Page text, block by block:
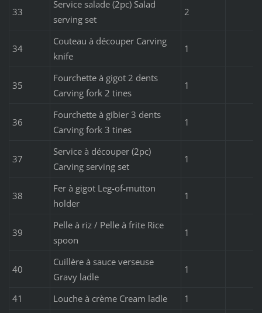
33
Service salade (2pc) Salad
serving set
2
34
Couteau à découper Carving
knife
1
35
Fourchette à gigot 2 dents
Carving fork 2 tines
1
36
Fourchette à gibier 3 dents
Carving fork 3 tines
1
37
Service à découper (2pc)
Carving serving set
1
38
Fer à gigot Leg-of-mutton
holder
1
39
Pelle à riz / Pelle à frite Rice
spoon
1
40
Cuillère à sauce verseuse
Gravy ladle
1
41 Louche à crème Cream ladle
1